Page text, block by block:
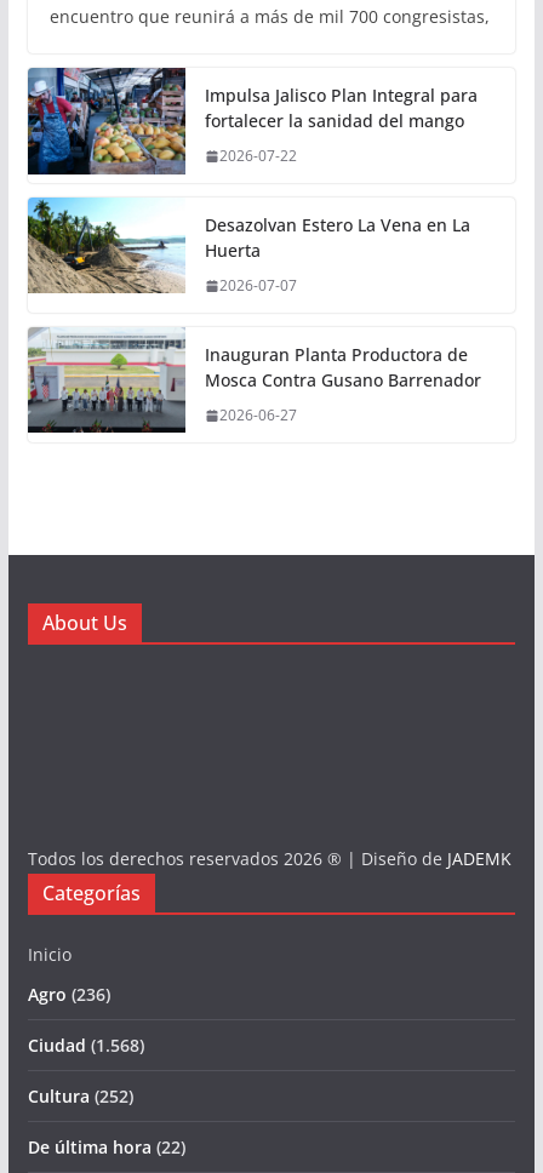
encuentro que reunirá a más de mil 700 congresistas,
Impulsa Jalisco Plan Integral para
fortalecer la sanidad del mango
2026-07-22
Desazolvan Estero La Vena en La
Huerta
2026-07-07
Inauguran Planta Productora de
Mosca Contra Gusano Barrenador
2026-06-27
About Us
Todos los derechos reservados 2026 ® | Diseño de JADEMK
Categorías
Inicio
Agro (236)
Ciudad (1.568)
Cultura (252)
De última hora (22)